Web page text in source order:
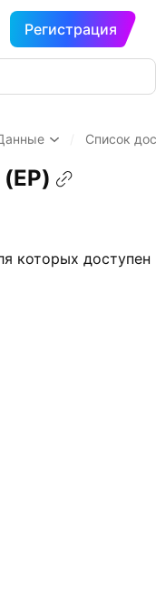
Регистрация
Список
которых доступен